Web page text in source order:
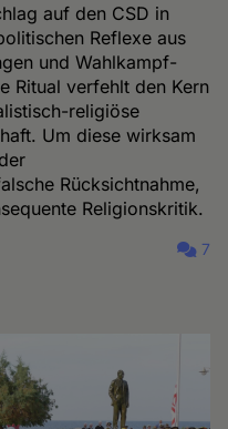
auf den CSD in
Reflexe aus
und Wahlkampf-
Ritual verfehlt den Kern
religiöse
Um diese wirksam
Rücksichtnahme,
Religionskritik.
7